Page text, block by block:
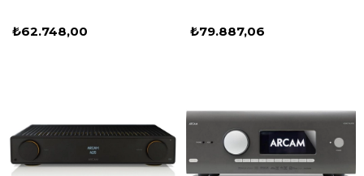
₺62.748,00 ₺79.887,06